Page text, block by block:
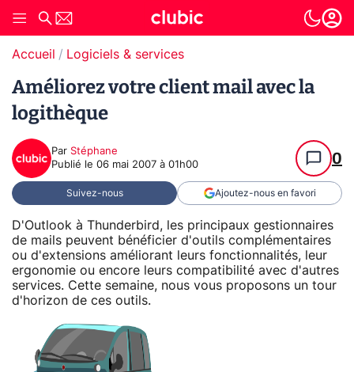
Accueil Logiciels & services
Améliorez votre client mail avec la
logithèque
Par Stéphane
Publié le 06 mai 2007 à 01h00 0
Suivez-nous Ajoutez-nous en favori
D'Outlook à Thunderbird, les principaux gestionnaires
de mails peuvent bénéficier d'outils complémentaires
ou d'extensions améliorant leurs fonctionnalités, leur
ergonomie ou encore leurs compatibilité avec d'autres
services. Cette semaine, nous vous proposons un tour
d'horizon de ces outils.